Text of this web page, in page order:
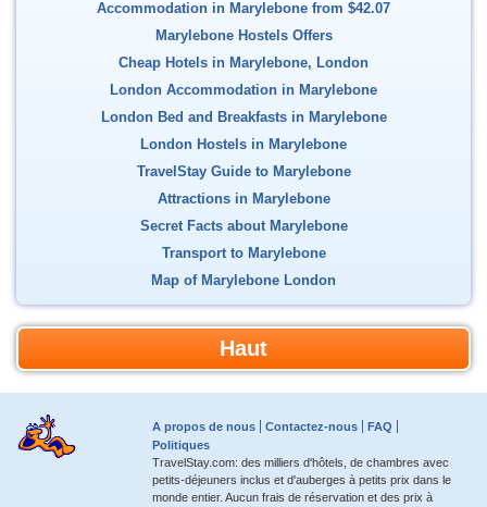
Accommodation in Marylebone from $42.07
Marylebone Hostels Offers
Cheap Hotels in Marylebone, London
London Accommodation in Marylebone
London Bed and Breakfasts in Marylebone
London Hostels in Marylebone
TravelStay Guide to Marylebone
Attractions in Marylebone
Secret Facts about Marylebone
Transport to Marylebone
Map of Marylebone London
Haut
A propos de nous Contactez-nous
FAQ
Politiques
TravelStay.com: des milliers d'hôtels, de chambres avec
petits-déjeuners inclus et d'auberges à petits prix dans le
monde entier. Aucun frais de réservation et des prix à